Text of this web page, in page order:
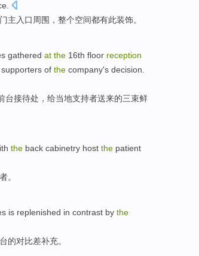
.
主入口周围 ， 整个空间都有此装饰。
gathered at the 16th floor reception
supporters of the company's decision.
台接待处 ，给当地支持者送来的三束鲜
the back cabinetry host the patient
。
is replenished in contrast by the
的对比差补充。